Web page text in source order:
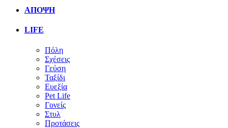
ΑΠΟΨΗ
LIFE
Πόλη
Σχέσεις
Γεύση
Ταξίδι
Ευεξία
Pet Life
Γονείς
Στυλ
Προτάσεις